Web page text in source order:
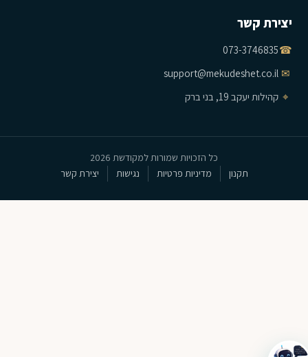
יצירת קשר
☎
073-3746835
✉
support@mekudeshet.co.il
⌖ קהילות יעקב 19, בני ברק
כל הזכויות שמורות למקודשת 2026
תקנון
מדיניות פרטיות נגישות יצירת קשר